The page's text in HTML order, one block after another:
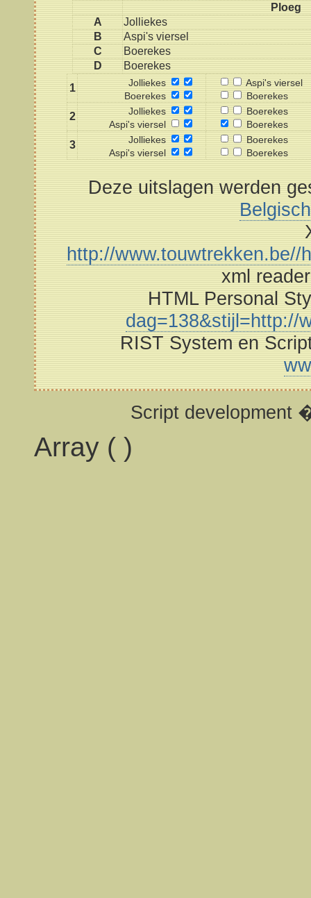
Ploeg
A
Jolliekes
B
Aspi's viersel
C
Boerekes
D
Boerekes
1
Jolliekes
Boerekes
Aspi's viersel
Boerekes
2
Jolliekes
Aspi's viersel
Boerekes
Boerekes
3
Jolliekes
Aspi's viersel
Boerekes
Boerekes
Deze uitslagen werden
http://www.touwtrekken.be//
xml
HTML Personal
dag=138&stijl=http://
RIST System en
Script development
Array ( )